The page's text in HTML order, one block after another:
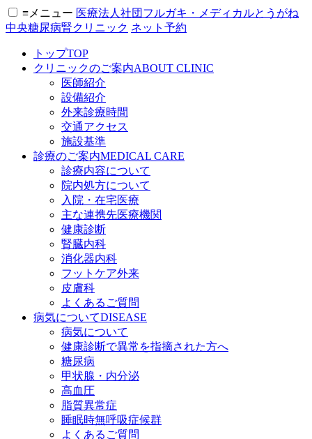
≡ メニュー 医療法人社団フルガキ・メディカルとうがね
中央糖尿病腎クリニック ネット予約
トップTOP
クリニックのご案内ABOUT CLINIC
医師紹介
設備紹介
外来診療時間
交通アクセス
施設基準
診療のご案内MEDICAL CARE
診療内容について
院内処方について
入院・在宅医療
主な連携先医療機関
健康診断
腎臓内科
消化器内科
フットケア外来
皮膚科
よくあるご質問
病気についてDISEASE
病気について
健康診断で異常を指摘された方へ
糖尿病
甲状腺・内分泌
高血圧
脂質異常症
睡眠時無呼吸症候群
よくあるご質問